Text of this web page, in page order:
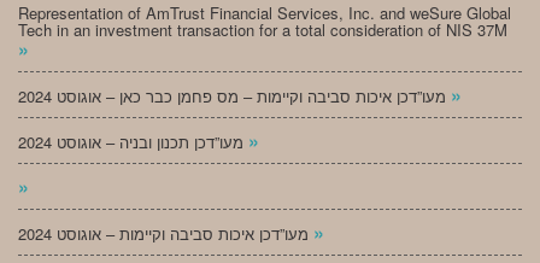
Representation of AmTrust Financial Services, Inc. and weSure Global
Tech in an investment transaction for a total consideration of NIS 37M
»
»
»
»
»